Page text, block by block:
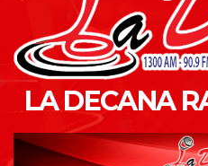
LA DECANA